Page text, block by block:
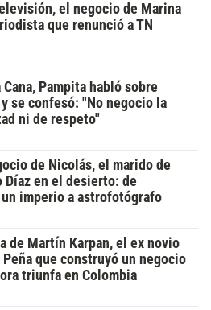
el negocio de Marina
que renunció a TN
Cana, Pampita habló sobre
se confesó: "No negocio la
ni de respeto"
de Nicolás, el marido de
Díaz en el desierto: de
un imperio a astrofotógrafo
de Martín Karpan, el ex novio
que construyó un negocio
triunfa en Colombia